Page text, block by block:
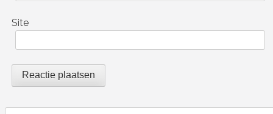
Site